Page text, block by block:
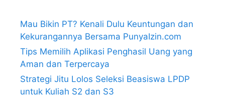
Mau Bikin PT? Kenali Dulu Keuntungan dan
Kekurangannya Bersama PunyaIzin.com
Tips Memilih Aplikasi Penghasil Uang yang
Aman dan Terpercaya
Strategi Jitu Lolos Seleksi Beasiswa LPDP
untuk Kuliah S2 dan S3